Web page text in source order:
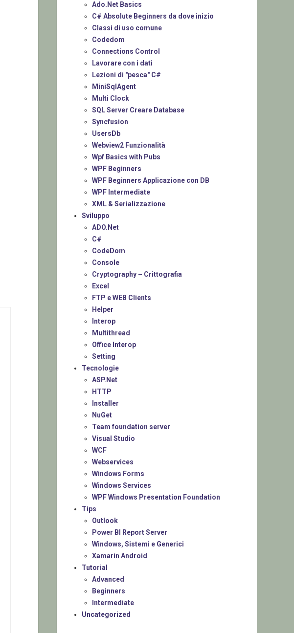
Ado.Net Basics
C# Absolute Beginners da dove inizio
Classi di uso comune
Codedom
Connections Control
Lavorare con i dati
Lezioni di "pesca" C#
MiniSqlAgent
Multi Clock
SQL Server Creare Database
Syncfusion
UsersDb
Webview2 Funzionalità
Wpf Basics with Pubs
WPF Beginners
WPF Beginners Applicazione con DB
WPF Intermediate
XML & Serializzazione
Sviluppo
ADO.Net
C#
CodeDom
Console
Cryptography – Crittografia
Excel
FTP e WEB Clients
Helper
Interop
Multithread
Office Interop
Setting
Tecnologie
ASP.Net
HTTP
Installer
NuGet
Team foundation server
Visual Studio
WCF
Webservices
Windows Forms
Windows Services
WPF Windows Presentation Foundation
Tips
Outlook
Power BI Report Server
Windows, Sistemi e Generici
Xamarin Android
Tutorial
Advanced
Beginners
Intermediate
Uncategorized